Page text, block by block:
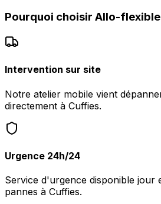
Pourquoi choisir Allo-flexible
Intervention sur site
Notre atelier mobile vient
directement à Cuffies.
Urgence 24h/24
Service d'urgence disponible jour
pannes à Cuffies.